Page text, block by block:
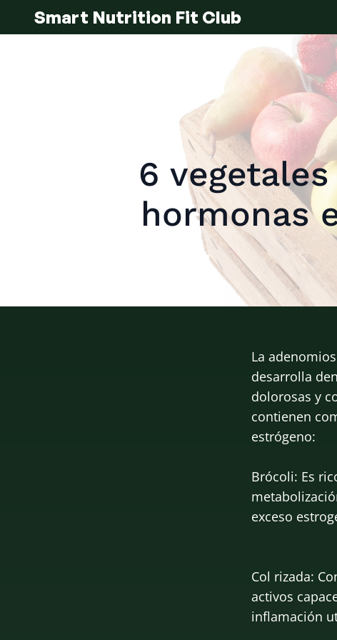
Smart Nutrition Fit Club
6
hormonas
La
desarrolla
dolorosas y
contienen
estrógeno:
Brócoli: Es
exceso
Col rizada:
activos
inflamación